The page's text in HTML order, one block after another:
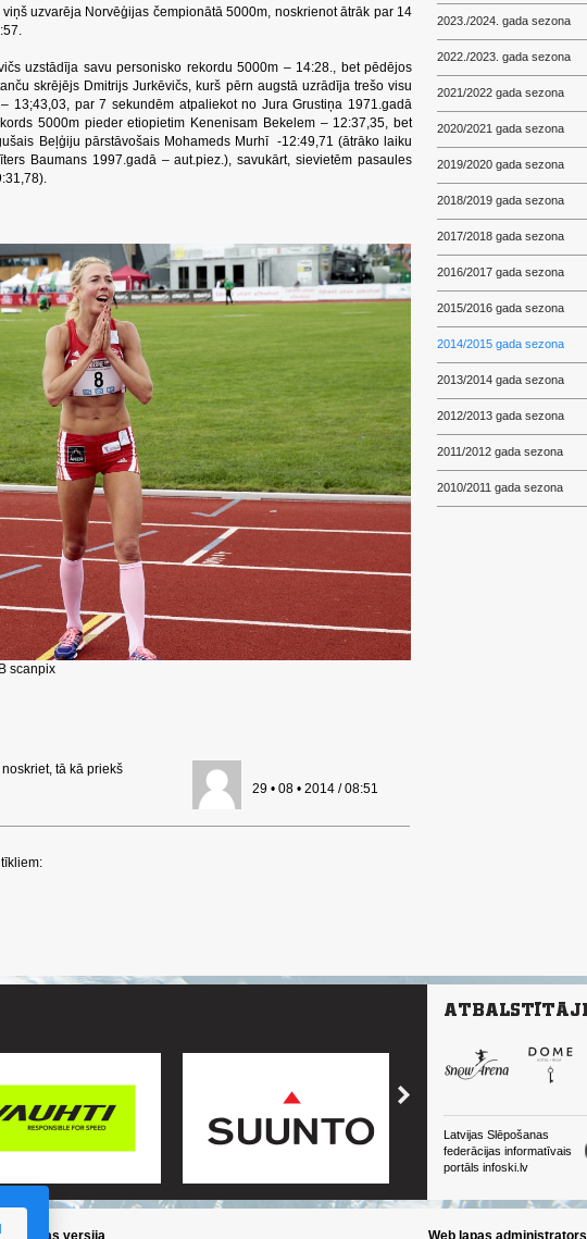
uzvarēja Norvēģijas čempionātā 5000m, noskrienot ātrāk par 14
uzstādīja savu personisko rekordu 5000m – 14:28., bet pēdējos
skrējējs Dmitrijs Jurkēvičs, kurš pērn augstā uzrādīja trešo visu
13;43,03, par 7 sekundēm atpaliekot no Jura Grustiņa 1971.gadā
5000m pieder etiopietim Kenenisam Bekelem – 12:37,35, bet
Beļģiju pārstāvošais Mohameds Murhī -12:49,71 (ātrāko laiku
Baumans 1997.gadā – aut.piez.), savukārt, sievietēm pasaules
scanpix
tā kā priekš
29 • 08 • 2014 / 08:51
2023./2024. gada sezona
2022./2023. gada sezona
2021/2022 gada sezona
2020/2021 gada sezona
2019/2020 gada sezona
2018/2019 gada sezona
2017/2018 gada sezona
2016/2017 gada sezona
2015/2016 gada sezona
2014/2015 gada sezona
2013/2014 gada sezona
2012/2013 gada sezona
2011/2012 gada sezona
2010/2011 gada sezona
Latvijas Slēpošanas
federācijas informatīvais
portāls infoski.lv
lapas versija Web lapas administrators